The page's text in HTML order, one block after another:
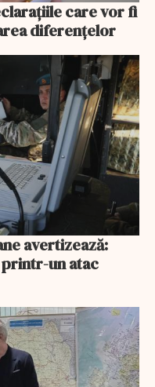
care vor fi
diferențelor
avertizează:
printr-un atac